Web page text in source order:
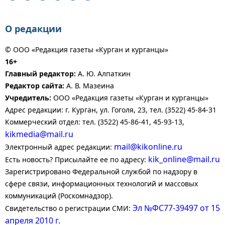
О редакции
© ООО «Редакция газеты «Курган и курганцы»
16+
Главный редактор: А. Ю. Алпаткин
Редактор сайта: А. В. Мазеина
Учредитель: ООО «Редакция газеты «Курган и курганцы»
Адрес редакции: г. Курган, ул. Гоголя, 23, тел. (3522) 45-84-31
Коммерческий отдел: тел. (3522) 45-86-41, 45-93-13,
kikmedia@mail.ru
Электронный адрес редакции: mail@kikonline.ru
Есть новость? Присылайте ее по адресу: kik_online@mail.ru
Зарегистрировано Федеральной службой по надзору в
сфере связи, информационных технологий и массовых
коммуникаций (Роскомнадзор).
Свидетельство о регистрации СМИ: Эл №ФС77-39497 от 15
апреля 2010 г.